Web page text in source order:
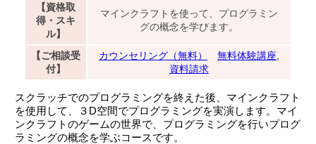
【資格取
得・スキ
ル】
マインクラフトを使って、プログラミン
グの概念を学びます。
【ご相談受
付】
カウンセリング（無料）
無料体験講座,
資料請求
スクラッチでのプログラミングを終えた後、マインクラフト
を使用して、３D空間でプログラミングを実演します。マイ
ンクラフトのゲームの世界で、プログラミングを行いプログ
ラミングの概念を学ぶコースです。